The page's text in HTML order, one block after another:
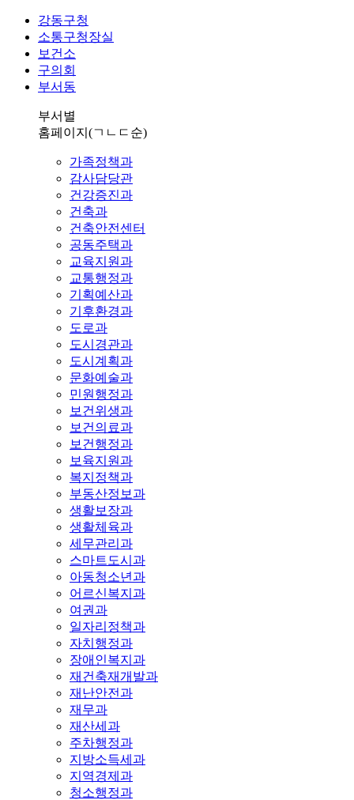
강동구청
소통구청장실
보건소
구의회
부서동
부서별
홈페이지 (ㄱㄴㄷ순)
가족정책과
감사담당관
건강증진과
건축과
건축안전센터
공동주택과
교육지원과
교통행정과
기획예산과
기후환경과
도로과
도시경관과
도시계획과
문화예술과
민원행정과
보건위생과
보건의료과
보건행정과
보육지원과
복지정책과
부동산정보과
생활보장과
생활체육과
세무관리과
스마트도시과
아동청소년과
어르신복지과
여권과
일자리정책과
자치행정과
장애인복지과
재건축재개발과
재난안전과
재무과
재산세과
주차행정과
지방소득세과
지역경제과
청소행정과